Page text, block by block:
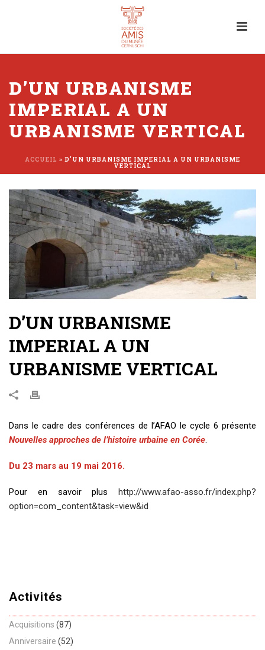
D’UN URBANISME
IMPERIAL A UN
URBANISME VERTICAL
ACCUEIL » D’UN URBANISME IMPERIAL A UN URBANISME
VERTICAL
D’UN URBANISME
IMPERIAL A UN
URBANISME VERTICAL
Dans le cadre des conférences de l’AFAO le cycle 6 présente
Nouvelles approches de l’histoire urbaine en Corée.
Du 23 mars au 19 mai 2016.
Pour en savoir plus http://www.afao-asso.fr/index.php?
option=com_content&task=view&id
Activités
Acquisitions (87)
Anniversaire (52)